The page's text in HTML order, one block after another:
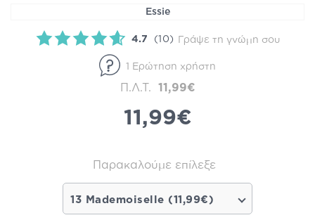
Essie
4.7 (10) Γράψε τη γνώμη σου
1 Ερώτηση χρήστη
Π.Λ.Τ. 11,99€
11,99€
Παρακαλούμε επίλεξε
13 Mademoiselle (11,99€)